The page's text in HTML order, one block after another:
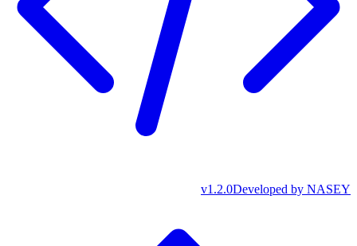
Developed by NASEY
v1.2.0